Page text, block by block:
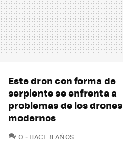
Este dron con forma de
serpiente se enfrenta a
problemas de los drones
modernos
0 COMENTARIOS
HACE 8 AÑOS